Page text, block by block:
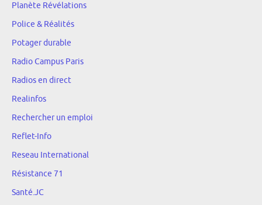
Planète Révélations
Police & Réalités
Potager durable
Radio Campus Paris
Radios en direct
Realinfos
Rechercher un emploi
Reflet-Info
Reseau International
Résistance 71
Santé.JC